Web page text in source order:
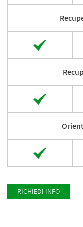
RICHIEDI INFO